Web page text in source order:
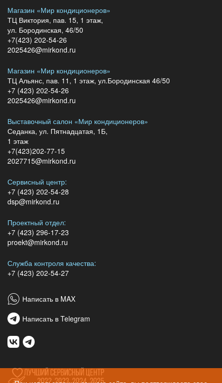
Магазин «Мир кондиционеров»
ТЦ Виктория, пав. 15, 1 этаж,
ул. Бородинская, 46/50
+7(423) 202-54-26
2025426@mirkond.ru
Магазин «Мир кондиционеров»
ТЦ Альянс, пав. 11, 1 этаж, ул.Бородинская 46/50
+7 (423) 202-54-26
2025426@mirkond.ru
Выставочный салон «Мир кондиционеров»
Седанка, ул. Пятнадцатая, 1Б,
1 этаж
+7(423)202-77-15
2027715@mirkond.ru
Сервисный центр:
+7 (423) 202-54-28
dsp@mirkond.ru
Проектный отдел:
+7 (423) 296-17-23
proekt@mirkond.ru
Служба контроля качества:
+7 (423) 202-54-27
Написать в MAX
Написать в Telegram